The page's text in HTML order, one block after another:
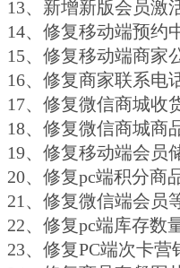
13、新增新版会员激
14、修复移动端预约
15、修复移动端商家
16、修复商家联系电
17、修复微信商城收
18、修复微信商城商
19、修复移动端会员
20、修复pc端积分商
21、修复微信端会员
22、修复pc端库存数
23、修复PC端次卡营